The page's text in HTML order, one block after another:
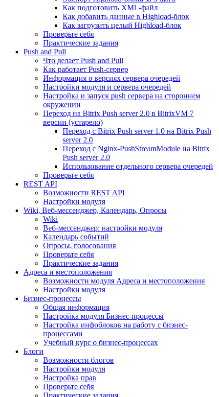
Как подготовить XML-файл
Как добавить данные в Highload-блок
Как загрузить целый Highload-блок
Проверьте себя
Практические задания
Push and Pull
Что делает Push and Pull
Как работает Push-сервер
Информация о версиях сервера очередей
Настройки модуля и сервера очередей
Настройка и запуск push сервера на стороннем
окружении
Переход на Bitrix Push server 2.0 в BitrixVM 7
версии (устарело)
Переход с Bitrix Push server 1.0 на Bitrix Push
server 2.0
Переход с Nginx-PushStreamModule на Bitrix
Push server 2.0
Использование отдельного сервера очередей
Проверьте себя
REST API
Возможности REST API
Настройки модуля
Wiki, Веб-мессенджер, Календарь, Опросы
Wiki
Веб-мессенджер: настройки модуля
Календарь событий
Опросы, голосования
Проверьте себя
Практические задания
Адреса и местоположения
Возможности модуля Адреса и местоположения
Настройки модуля
Бизнес-процессы
Общая информация
Настройка модуля Бизнес-процессы
Настройка инфоблоков на работу с бизнес-
процессами
Учебный курс о бизнес-процессах
Блоги
Возможности блогов
Настройки модуля
Настройка прав
Проверьте себя
Практические задания